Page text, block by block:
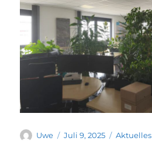
Uwe Juli 9, 2025 Aktuelles